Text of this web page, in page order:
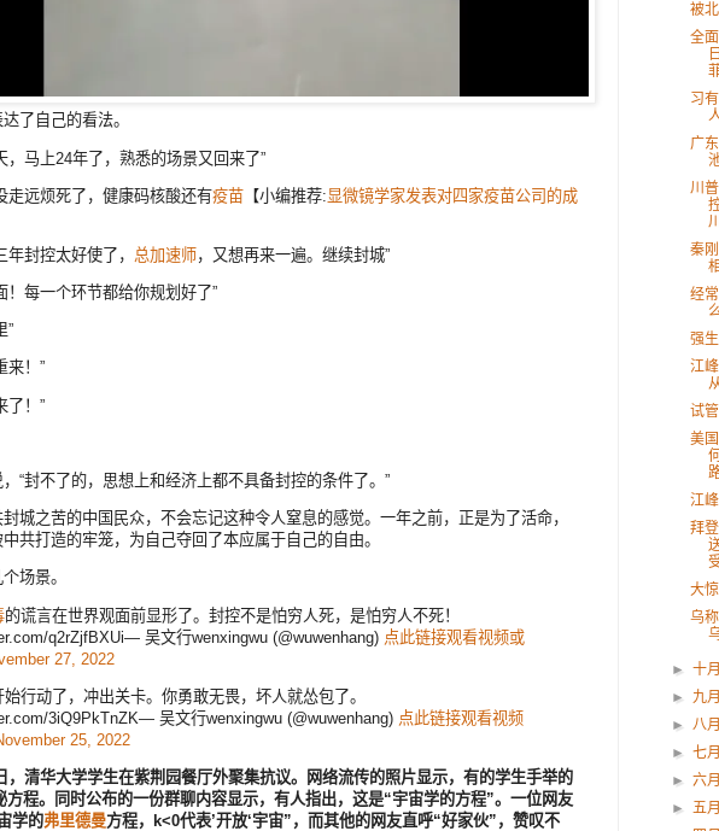
了自己的看法。
，马上24年了，熟悉的场景又回来了”
走远烦死了，健康码核酸还有疫苗 【小编推荐:显微镜学家发表对四家疫苗公司的成
年封控太好使了， 总加速师 ，又想再来一遍。继续封城”
！每一个环节都给你规划好了”
”
来！”
了！”
“封不了的，思想上和经济上都不具备封控的条件了。”
城之苦的中国民众，不会忘记这种令人窒息的感觉。一年之前，正是为了活命，
共打造的牢笼，为自己夺回了本应属于自己的自由。
场景。
的谎言在世界观面前显形了。封控不是怕穷人死，是怕穷人不死！
q2rZjfBXUi— 吴文行wenxingwu (@wuwenhang) 点此链接观看视频或
27, 2022
行动了，冲出关卡。你勇敢无畏，坏人就怂包了。
3iQ9PkTnZK— 吴文行wenxingwu (@wuwenhang) 点此链接观看视频
25, 2022
，清华大学学生在紫荆园餐厅外聚集抗议。网络流传的照片显示，有的学生手举的
方程。同时公布的一份群聊内容显示，有人指出，这是“宇宙学的方程”。一位网友
学的弗里德曼方程，k<0代表’开放‘宇宙”，而其他的网友直呼“好家伙”，赞叹不
被
全
习
广
川
秦
经
强
江
试
美
江
拜
大
乌
►十
► 九
►八
►七
►六
►五